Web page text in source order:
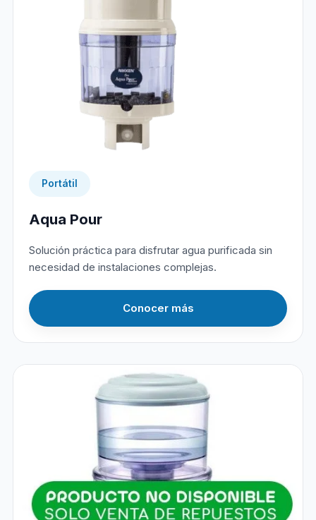
Portátil
Aqua Pour
Solución práctica para disfrutar agua purificada sin
necesidad de instalaciones complejas.
Conocer más